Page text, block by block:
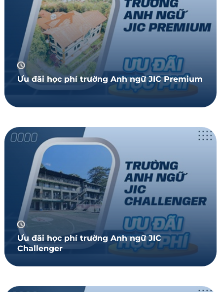
Ưu đãi học phí trường Anh ngữ JIC Premium
Ưu đãi học phí trường Anh ngữ JIC
Challenger